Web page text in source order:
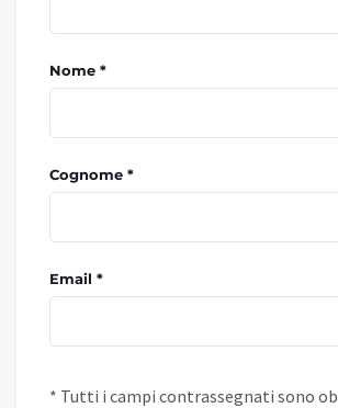
Nome *
Cognome *
Email *
* Tutti i campi contrassegnati sono